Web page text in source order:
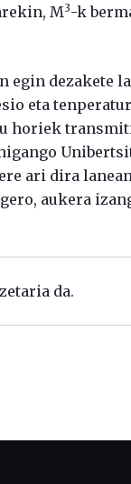
M3-k
dezakete
eta
horiek
ari dira
aukera
da.